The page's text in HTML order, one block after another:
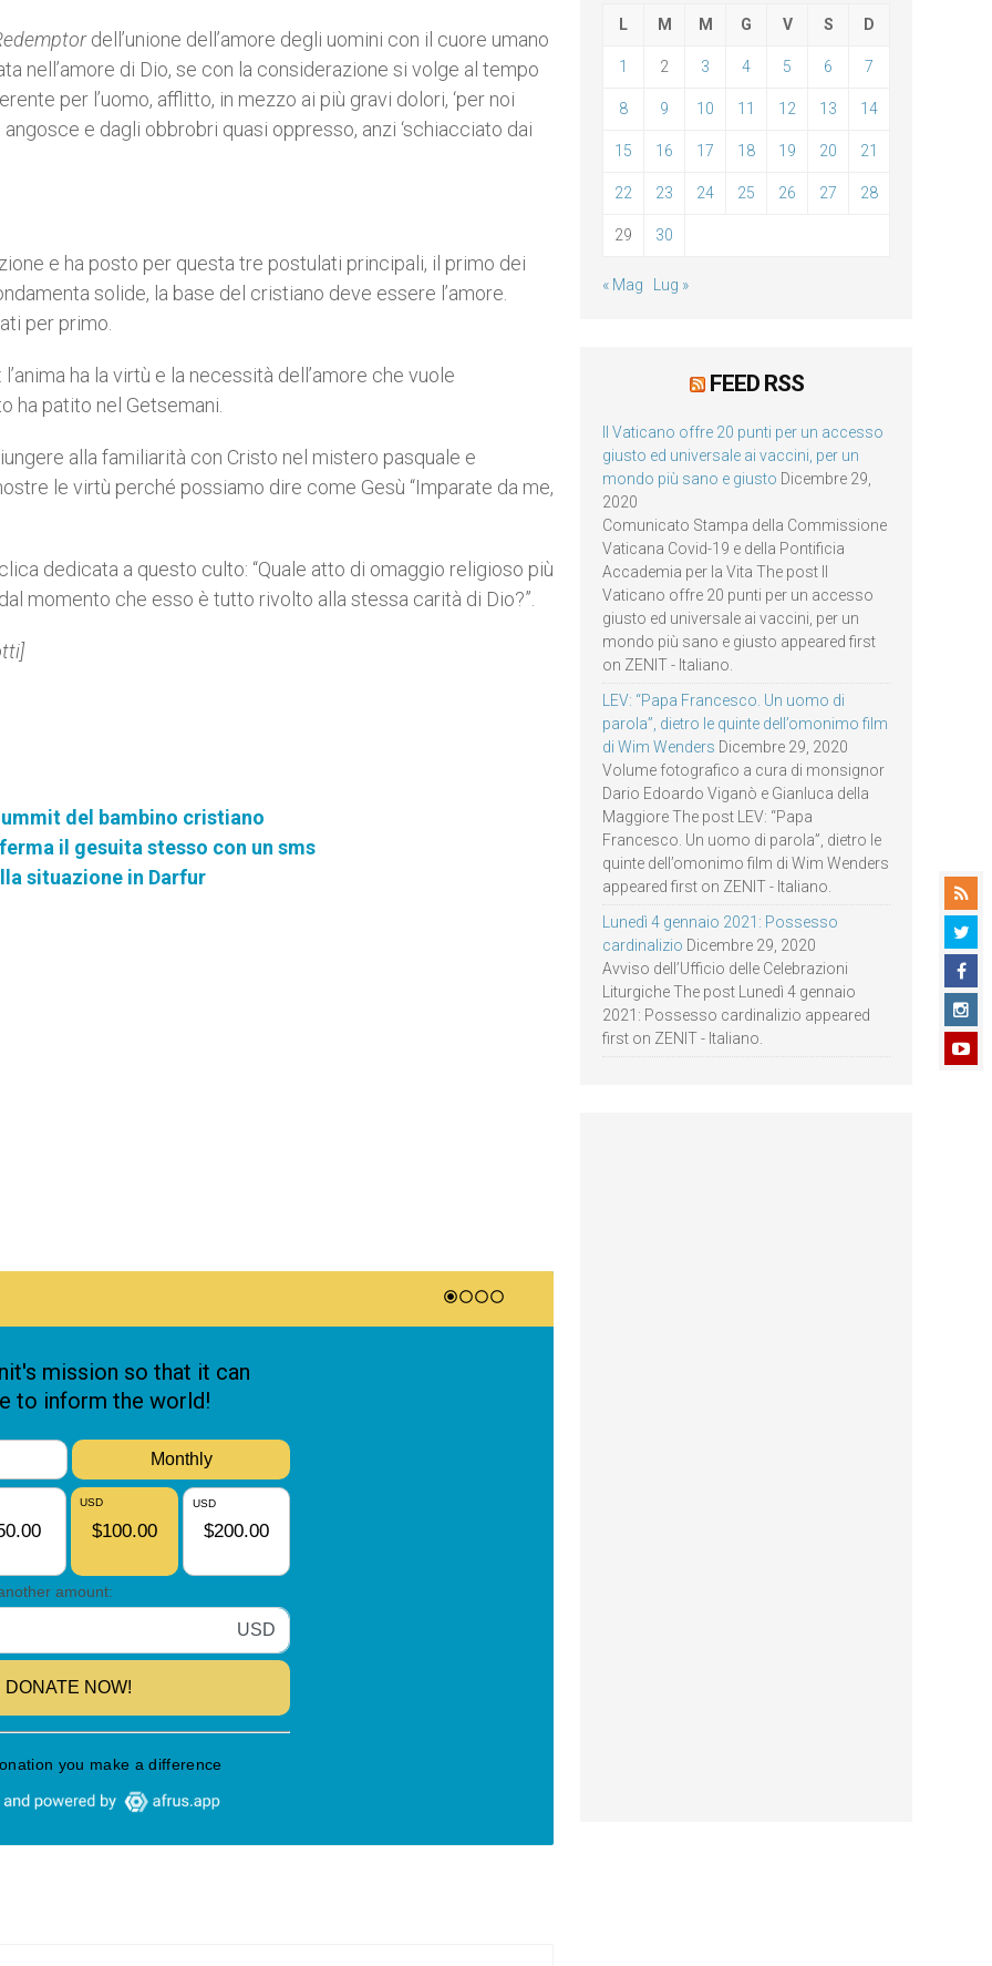
dell’unione dell’amore degli uomini con il cuore umano
nell’amore di Dio, se con la considerazione si volge al tempo
per l’uomo, afflitto, in mezzo ai più gravi dolori, ‘per noi
e dagli obbrobri quasi oppresso, anzi ‘schiacciato dai
e ha posto per questa tre postulati principali, il primo dei
solide, la base del cristiano deve essere l’amore.
per primo.
ha la virtù e la necessità dell’amore che vuole
ha patito nel Getsemani.
alla familiarità con Cristo nel mistero pasquale e
le virtù perché possiamo dire come Gesù “Imparate da me,
dedicata a questo culto: “Quale atto di omaggio religioso più
momento che esso è tutto rivolto alla stessa carità di Dio?”.
del bambino cristiano
il gesuita stesso con un sms
situazione in Darfur
L M M G V S D
1 2 3 4 5 6 7
8 9 10 11 12 13 14
15 16 17 18 19 20 21
22 23 24 25 26 27 28
29 30
« Mag Lug »
FEED RSS
Il Vaticano offre 20 punti per un accesso
giusto ed universale ai vaccini, per un
mondo più sano e giusto Dicembre 29,
2020
Comunicato Stampa della Commissione
Vaticana Covid-19 e della Pontificia
Accademia per la Vita The post Il
Vaticano offre 20 punti per un accesso
giusto ed universale ai vaccini, per un
mondo più sano e giusto appeared first
on ZENIT - Italiano.
LEV: “Papa Francesco. Un uomo di
parola”, dietro le quinte dell’omonimo film
di Wim Wenders Dicembre 29, 2020
Volume fotografico a cura di monsignor
Dario Edoardo Viganò e Gianluca della
Maggiore The post LEV: “Papa
Francesco. Un uomo di parola”, dietro le
quinte dell’omonimo film di Wim Wenders
appeared first on ZENIT - Italiano.
Lunedì 4 gennaio 2021: Possesso
cardinalizio Dicembre 29, 2020
Avviso dell’Ufficio delle Celebrazioni
Liturgiche The post Lunedì 4 gennaio
2021: Possesso cardinalizio appeared
first on ZENIT - Italiano.